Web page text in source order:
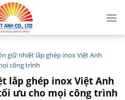
giữ nhiệt lắp ghép inox Việt Anh
công trình
lắp ghép inox Việt Anh
ưu cho mọi công trình